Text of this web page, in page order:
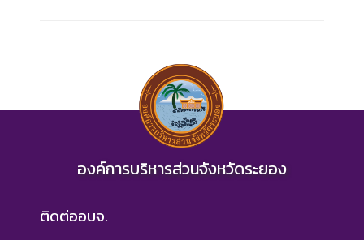
องค์การบริหารส่วนจังหวัดระยอง
ติดต่ออบจ.